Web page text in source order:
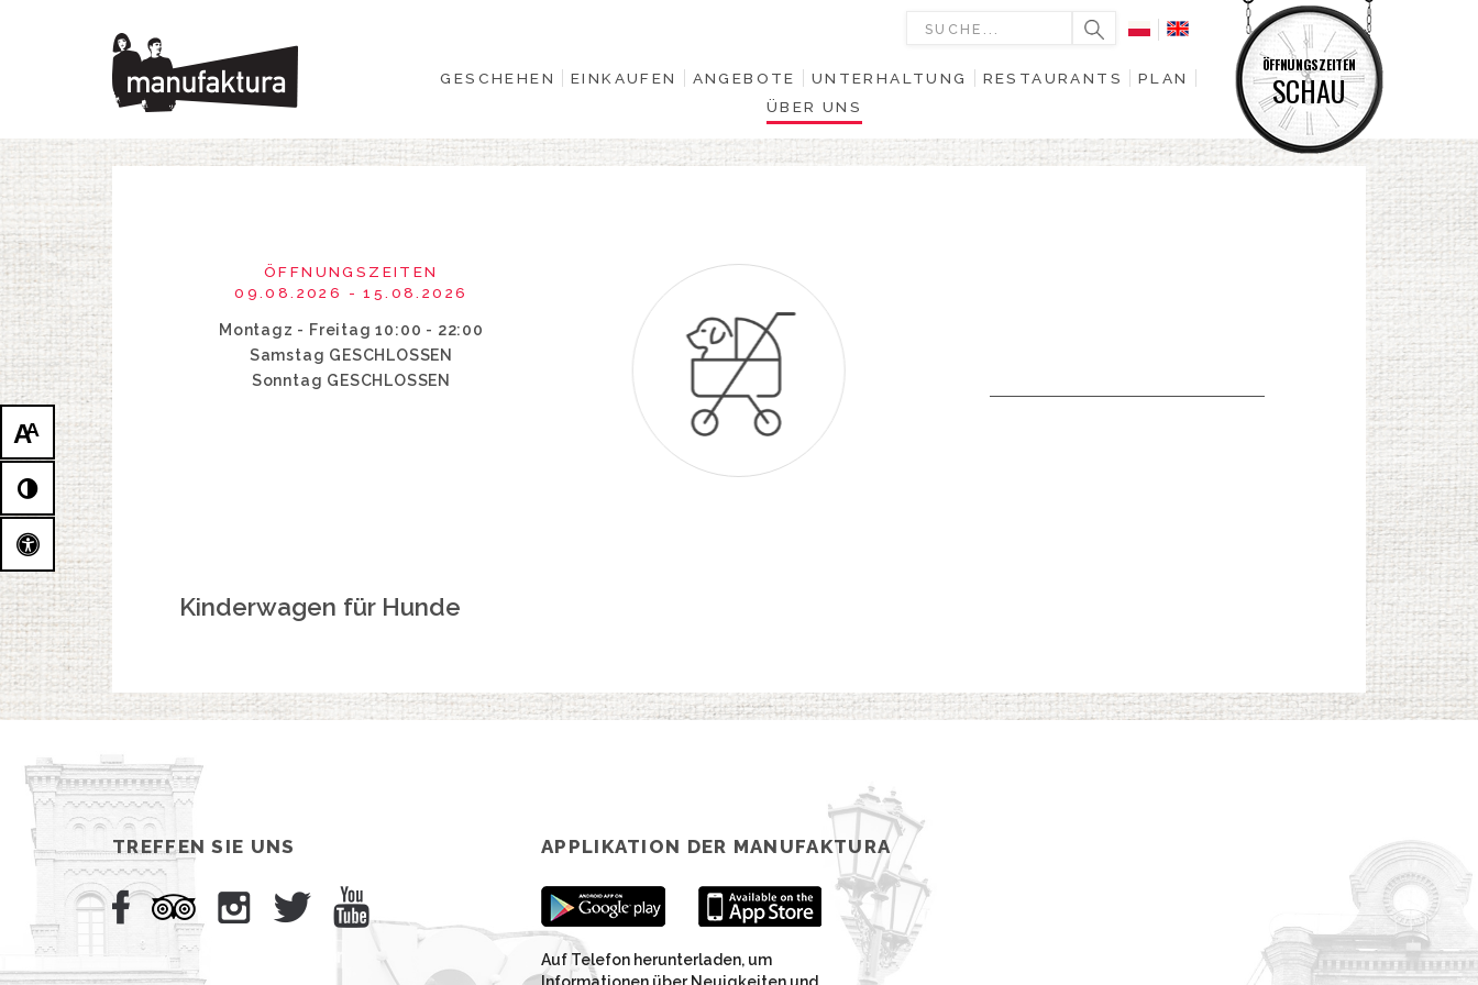
AA
ÖFFNUNGSZEITEN
SCHAU
GESCHEHEN EINKAUFEN ANGEBOTE UNTERHALTUNG RESTAURANTS
PLAN
ÜBER UNS
GESCHEHEN
EINKAUFEN
ANGEBOTE
UNTERHALTUNG
RESTAURANTS
PLAN
ÜBER UNS
ÖFFNUNGSZEITEN
09.08.2026 - 15.08.2026
Montagz - Freitag 10:00 - 22:00
Samstag GESCHLOSSEN
Sonntag GESCHLOSSEN
Kinderwagen für Hunde
TREFFEN SIE UNS APPLIKATION DER MANUFAKTURA
Auf Telefon herunterladen, um